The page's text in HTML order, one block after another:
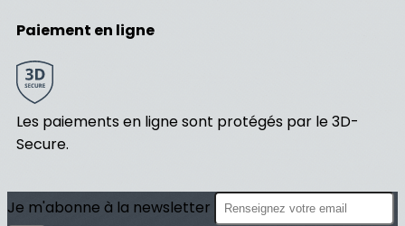
Paiement en ligne
Les paiements en ligne sont protégés par le 3D-
Secure.
Je m'abonne à la newsletter